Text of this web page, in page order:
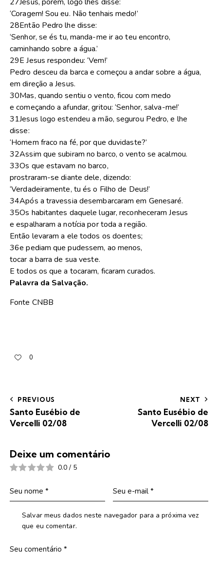
‘Coragem! Sou eu. Não tenhais medo!’
28Então Pedro lhe disse:
‘Senhor, se és tu, manda-me ir ao teu encontro,
caminhando sobre a água.’
29E Jesus respondeu: ‘Vem!’
Pedro desceu da barca e começou a andar sobre a água,
em direção a Jesus.
30Mas, quando sentiu o vento, ficou com medo
e começando a afundar, gritou: ‘Senhor, salva-me!’
31Jesus logo estendeu a mão, segurou Pedro, e lhe
disse:
‘Homem fraco na fé, por que duvidaste?’
32Assim que subiram no barco, o vento se acalmou.
33Os que estavam no barco,
prostraram-se diante dele, dizendo:
‘Verdadeiramente, tu és o Filho de Deus!’
34Após a travessia desembarcaram em Genesaré.
35Os habitantes daquele lugar, reconheceram Jesus
e espalharam a notícia por toda a região.
Então levaram a ele todos os doentes;
36e pediam que pudessem, ao menos,
tocar a barra de sua veste.
E todos os que a tocaram, ficaram curados.
Palavra da Salvação.
Fonte CNBB
0
PREVIOUS
Santo Eusébio de
Vercelli 02/08
NEXT
Santo Eusébio de
Vercelli 02/08
Deixe um comentário
0.0 / 5
Salvar meus dados neste navegador para a próxima vez
que eu comentar.